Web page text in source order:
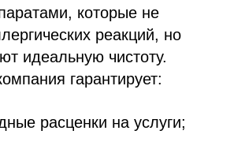
которые не
реакций, но
идеальную чистоту.
гарантирует:
расценки на услуги;